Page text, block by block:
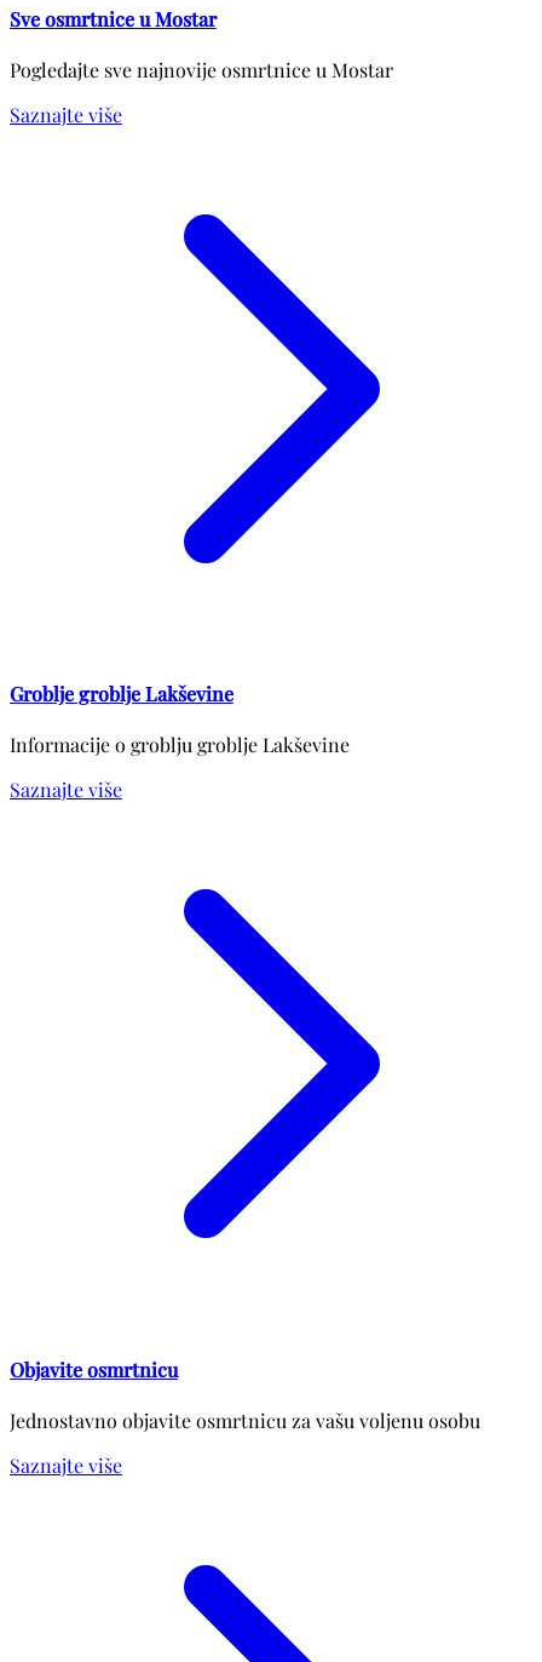
Sve osmrtnice u Mostar
Pogledajte sve najnovije osmrtnice u Mostar
Saznajte više
Groblje groblje Lakševine
Informacije o groblju groblje Lakševine
Saznajte više
Objavite osmrtnicu
Jednostavno objavite osmrtnicu za vašu voljenu osobu
Saznajte više